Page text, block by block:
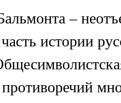
–
истории